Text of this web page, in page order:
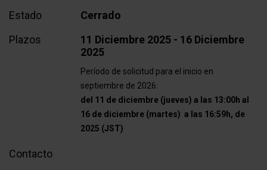
Estado
Cerrado
Plazos
11 Diciembre 2025 - 16 Diciembre
2025
Período de solicitud para el inicio en
septiembre de 2026:
del 11 de diciembre (jueves) a las 13:00h al
16 de diciembre (martes) a las 16:59h, de
2025 (JST)
Contacto